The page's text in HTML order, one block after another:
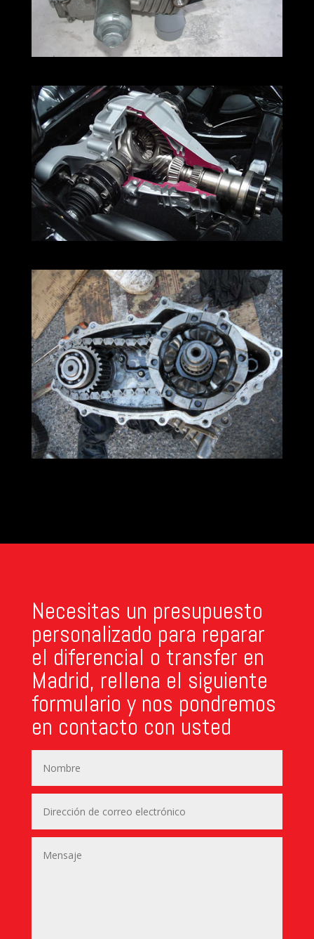
Necesitas un presupuesto
personalizado para reparar
el diferencial o transfer en
Madrid, rellena el siguiente
formulario y nos pondremos
en contacto con usted